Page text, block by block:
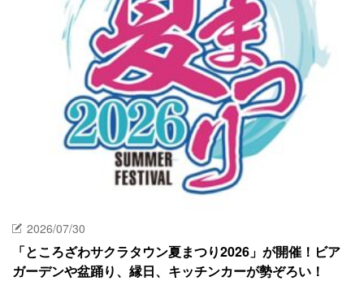
2026/07/30
「ところざわサクラタウン夏まつり2026」が開催！ビア
ガーデンや盆踊り、縁日、キッチンカーが勢ぞろい！